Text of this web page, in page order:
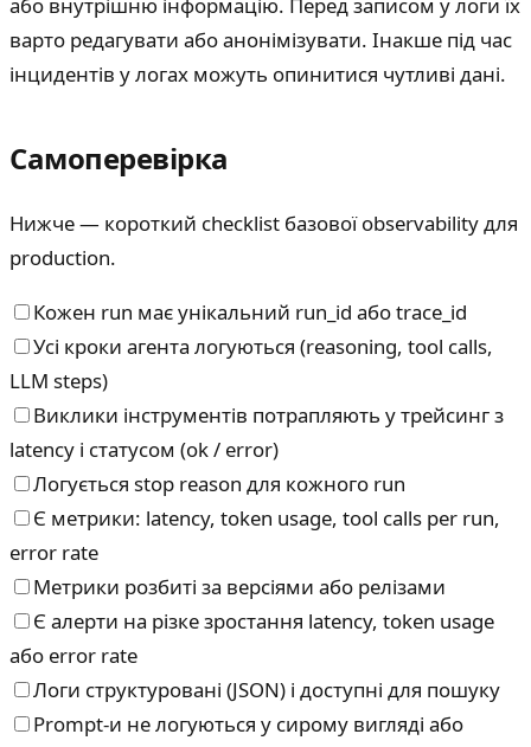
варто редагувати або анонімізувати. Інакше під час
інцидентів у логах можуть опинитися чутливі дані.
Самоперевірка
Нижче — короткий checklist базової observability для
production.
Кожен run має унікальний run_id або trace_id
Усі кроки агента логуються (reasoning, tool calls,
LLM steps)
Виклики інструментів потрапляють у трейсинг з
latency і статусом (ok / error)
Логується stop reason для кожного run
Є метрики: latency, token usage, tool calls per run,
error rate
Метрики розбиті за версіями або релізами
Є алерти на різке зростання latency, token usage
або error rate
Логи структуровані (JSON) і доступні для пошуку
Prompt-и не логуються у сирому вигляді або